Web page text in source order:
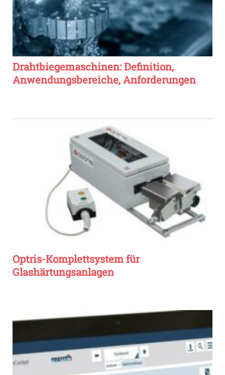
Drahtbiegemaschinen: Definition,
Anwendungsbereiche, Anforderungen
Optris-Komplettsystem für
Glashärtungsanlagen